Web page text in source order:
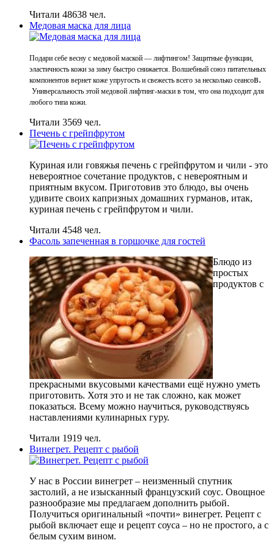
Читали 48638 чел.
Медовая маска для лица
Подари себе весну с медовой маской — лифтингом! Защитные функции,
эластичность кожи за зиму быстро снижается. Волшебный союз питательных
компонентов вернет коже упругость и свежесть всего за несколько сеансов.
Универсальность этой медовой лифтинг-маски в том, что она подходит для
любого типа кожи.
Читали 3569 чел.
Печень с грейпфрутом
Куриная или говяжья печень с грейпфрутом и чили - это
невероятное сочетание продуктов, с невероятным и
приятным вкусом. Приготовив это блюдо, вы очень
удивите своих капризных домашних гурманов, итак,
куриная печень с грейпфрутом и чили.
Читали 4548 чел.
Фасоль запеченная в горшочке для гостей
Блюдо из
простых
продуктов с
прекрасными вкусовыми качествами ещё нужно уметь
приготовить. Хотя это и не так сложно, как может
показаться. Всему можно научиться, руководствуясь
наставлениями кулинарных гуру.
Читали 1919 чел.
Винегрет. Рецепт с рыбой
У нас в России винегрет – неизменный спутник
застолий, а не изысканный французский соус. Овощное
разнообразие мы предлагаем дополнить рыбой.
Получиться оригинальный «почти» винегрет. Рецепт с
рыбой включает еще и рецепт соуса – но не простого, а с
белым сухим вином.